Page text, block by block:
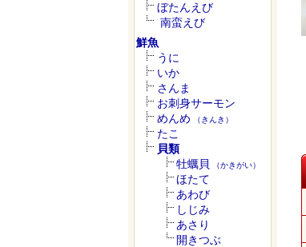
ぼたんえび
南蛮えび
鮮魚
うに
いか
さんま
お刺身サーモン
めんめ （きんき）
たこ
貝類
牡蠣貝
（かきがい）
ほたて
あわび
しじみ
あさり
開きつぶ